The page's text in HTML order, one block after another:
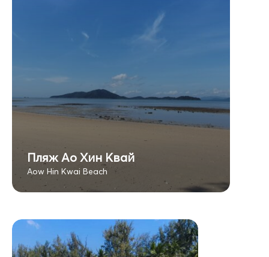
Пляж Ао Хин Квай
Aow Hin Kwai Beach